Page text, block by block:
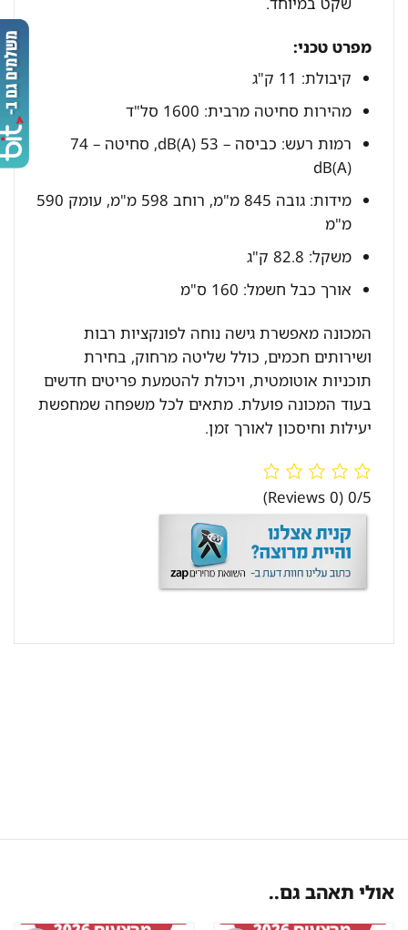
מפרט טכני:
קיבולת: 11 ק"ג
מהירות סחיטה מרבית: 1600 סל"ד
רמות רעש: כביסה – 53 dB(A), סחיטה – 74
dB(A)
מידות: גובה 845 מ"מ, רוחב 598 מ"מ, עומק 590
מ"מ
משקל: 82.8 ק"ג
אורך כבל חשמל: 160 ס"מ
המכונה מאפשרת גישה נוחה לפונקציות רבות
ושירותים חכמים, כולל שליטה מרחוק, בחירת
תוכניות אוטומטית, ויכולת להטמעת פריטים חדשים
בעוד המכונה פועלת. מתאים לכל משפחה שמחפשת
יעילות וחיסכון לאורך זמן.
0/5
(0 Reviews)
אולי תאהב גם..